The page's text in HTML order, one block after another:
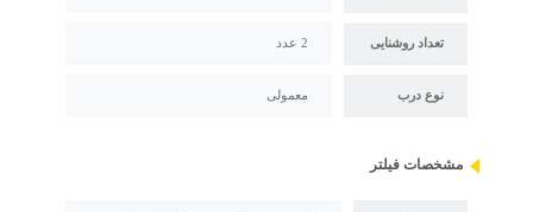
تعداد روشنایی 2 عدد
نوع درب معمولی
مشخصات فیلتر